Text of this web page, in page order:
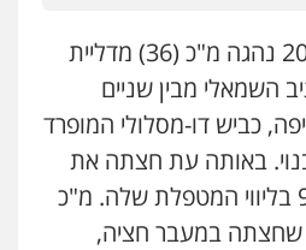
פישלר
מח"ש אזרחי כלכלי
בצהרי ה-18 ביוני 2012 נהגה מ"כ (36) מדליית
השמאלי מבין שניים
כביש דו-מסלולי המופרד
באותה עת חצתה את
הכביש קשישה בת 94 בליווי המטפלת שלה. מ"כ
במעבר חציה,